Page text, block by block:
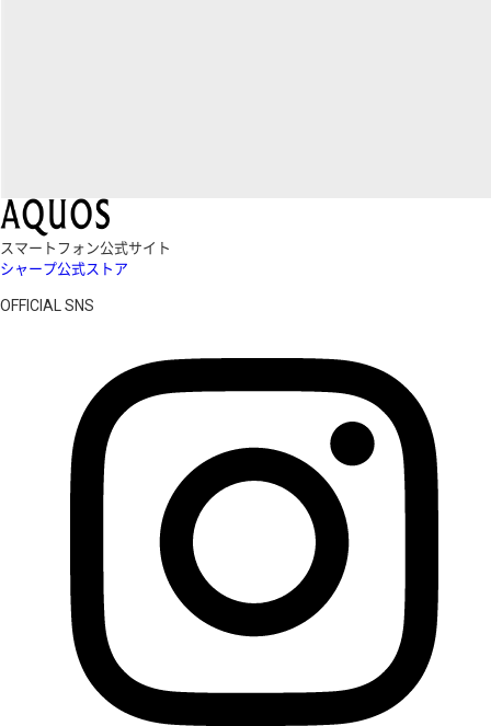
スマートフォン公式サイト
シャープ公式ストア
OFFICIAL SNS